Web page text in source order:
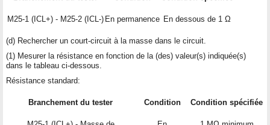
M25-1 (ICL+) - M25-2 (ICL-) En permanence En dessous de 1 Ω
(d) Rechercher un court-circuit à la masse dans le circuit.
(1) Mesurer la résistance en fonction de la (des) valeur(s) indiquée(s)
dans le tableau ci-dessous.
Résistance standard:
Branchement du tester Condition Condition spécifiée